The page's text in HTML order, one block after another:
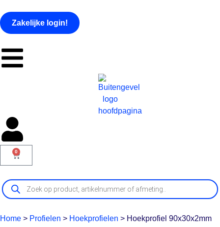
Zakelijke login!
0
Home > Profielen > Hoekprofielen > Hoekprofiel 90x30x2mm